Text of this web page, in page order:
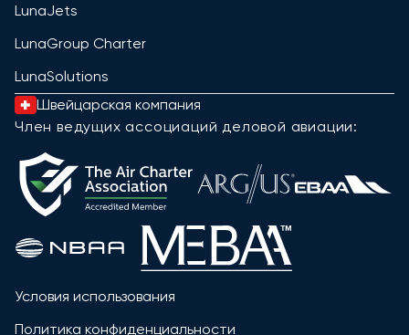
LunaJets
LunaGroup Charter
LunaSolutions
Швейцарская компания
Член ведущих ассоциаций деловой авиации:
Условия использования
Политика конфиденциальности